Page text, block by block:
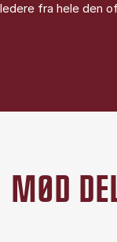
ledere fra hele den
MØD